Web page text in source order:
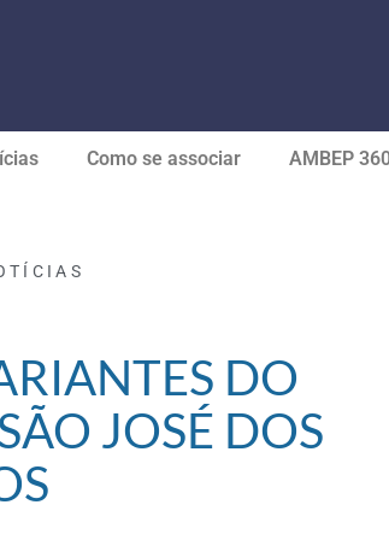
Como se associar AMBEP
DO
JOSÉ DOS